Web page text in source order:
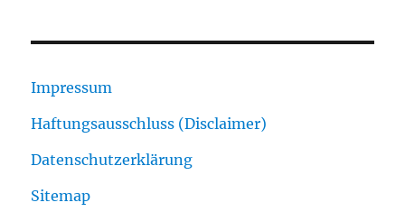
Impressum
Haftungsausschluss (Disclaimer)
Datenschutzerklärung
Sitemap